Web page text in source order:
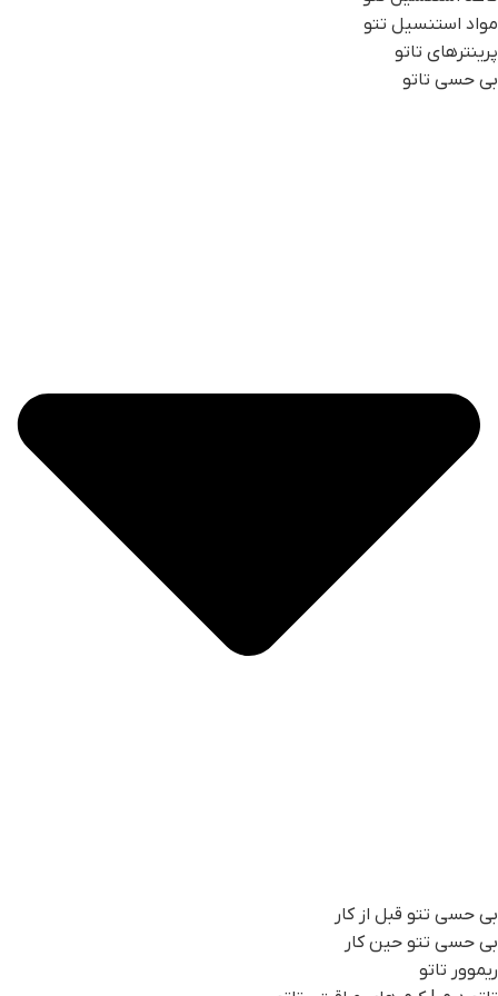
مواد استنسیل تتو
پرینترهای تاتو
بی حسی تاتو
بی حسی تتو قبل از کار
بی حسی تتو حین کار
ریموور تاتو